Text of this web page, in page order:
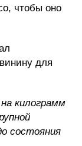
чтобы оно
для
килограмм
состояния